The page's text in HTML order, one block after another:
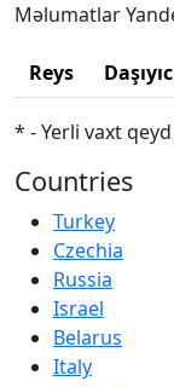
Məlumatlar
Reys
* - Yerli vaxt
Countries
Turkey
Czechia
Russia
Israel
Belarus
Italy